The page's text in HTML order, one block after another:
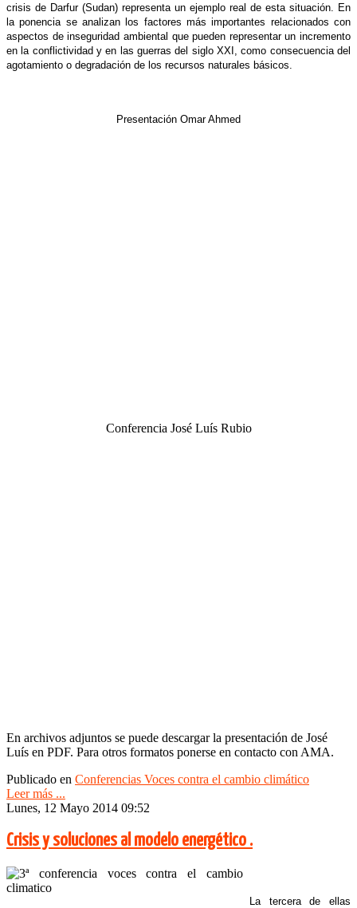
crisis de Darfur (Sudan) representa un ejemplo real de esta situación. En
la ponencia se analizan los factores más importantes relacionados con
aspectos de inseguridad ambiental que pueden representar un incremento
en la conflictividad y en las guerras del siglo XXI, como consecuencia del
agotamiento o degradación de los recursos naturales básicos.
Presentación Omar Ahmed
Conferencia José Luís Rubio
En archivos adjuntos se puede descargar la presentación de José
Luís en PDF. Para otros formatos ponerse en contacto con AMA.
Publicado en Conferencias Voces contra el cambio climático
Leer más ...
Lunes, 12 Mayo 2014 09:52
Crisis y soluciones al modelo energético .
La tercera de ellas